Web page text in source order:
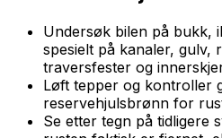
Undersøk bilen på bukk,
spesielt på kanaler, gulv,
traversfester og
Løft tepper og kontroller
reservehjulsbrønn for
Se etter tegn på tidligere